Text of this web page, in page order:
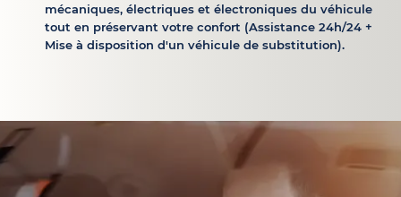
mécaniques, électriques et électroniques du véhicule
tout en préservant votre confort (Assistance 24h/24 +
Mise à disposition d'un véhicule de substitution).